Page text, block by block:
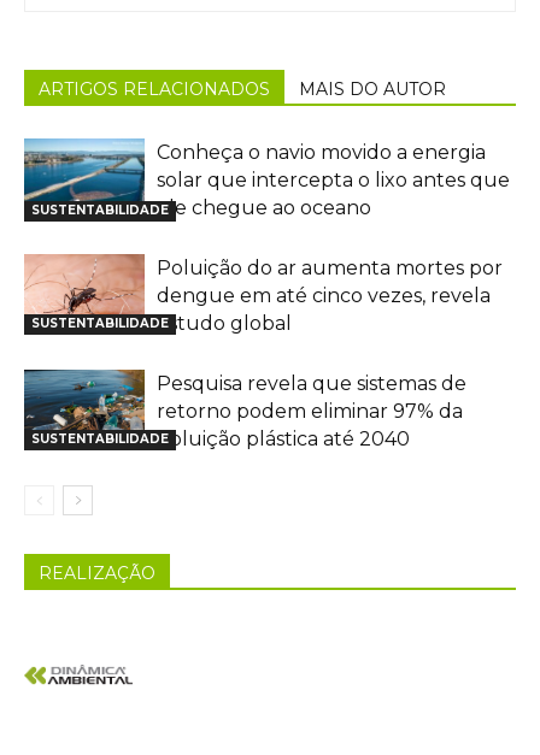
ARTIGOS RELACIONADOS MAIS DO AUTOR
SUSTENTABILIDADE
Conheça o navio movido a energia
solar que intercepta o lixo antes que
ele chegue ao oceano
SUSTENTABILIDADE
Poluição do ar aumenta mortes por
dengue em até cinco vezes, revela
estudo global
SUSTENTABILIDADE
Pesquisa revela que sistemas de
retorno podem eliminar 97% da
poluição plástica até 2040
REALIZAÇÃO